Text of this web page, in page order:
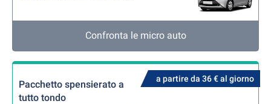
Confronta le micro auto
a partire da 36 € al giorno
Pacchetto spensierato a
tutto tondo